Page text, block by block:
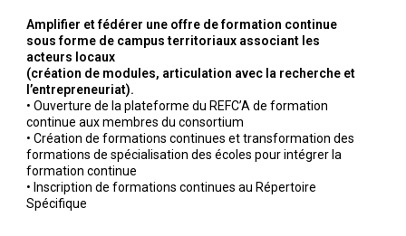
Amplifier et fédérer une offre de formation continue
sous forme de campus territoriaux associant les
acteurs locaux
(création de modules, articulation avec la recherche et
l’entrepreneuriat).
• Ouverture de la plateforme du REFC’A de formation
continue aux membres du consortium
• Création de formations continues et transformation des
formations de spécialisation des écoles pour intégrer la
formation continue
• Inscription de formations continues au Répertoire
Spécifique